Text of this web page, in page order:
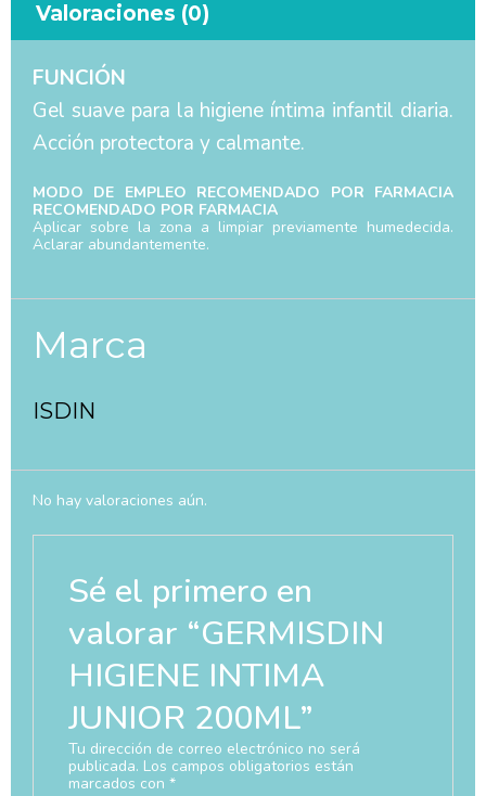
Valoraciones (0)
FUNCIÓN
Gel suave para la higiene íntima infantil diaria.
Acción protectora y calmante.
MODO DE EMPLEO RECOMENDADO POR FARMACIA
RECOMENDADO POR FARMACIA
Aplicar sobre la zona a limpiar previamente humedecida.
Aclarar abundantemente.
Marca
ISDIN
No hay valoraciones aún.
Sé el primero en
valorar “GERMISDIN
HIGIENE INTIMA
JUNIOR 200ML”
Tu dirección de correo electrónico no será
publicada. Los campos obligatorios están
marcados con *